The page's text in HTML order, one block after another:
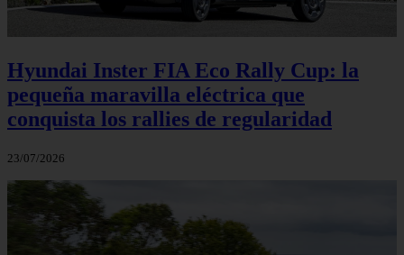
Hyundai Inster FIA Eco Rally Cup: la
pequeña maravilla eléctrica que
conquista los rallies de regularidad
23/07/2026